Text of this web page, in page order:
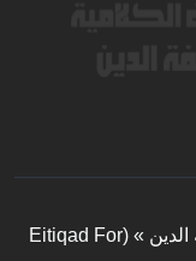
مجلة «اعتقاد للدراسات الكلامية وفلسفة الدين » (Eitiqad For